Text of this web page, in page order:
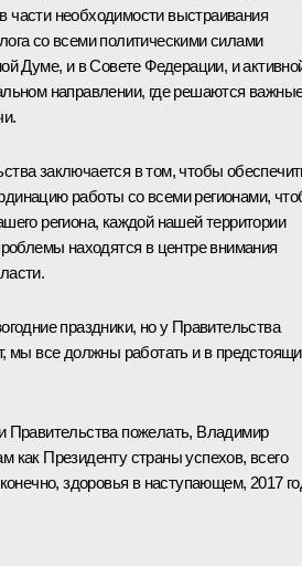
части необходимости выстраивания
со всеми политическими силами
Думе, и в Совете Федерации, и
направлении, где решаются
заключается в том, чтобы
работы со всеми регионами,
региона, каждой нашей территории
находятся в центре внимания
праздники, но у Правительства
мы все должны работать и в
Правительства пожелать, Владимир
как Президенту страны успехов, всего
здоровья в наступающем, 2017